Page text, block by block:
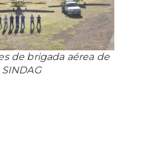
de brigada aérea de